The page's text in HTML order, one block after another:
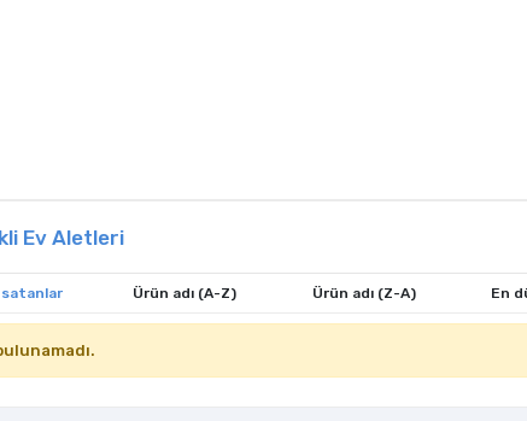
Ev Aletleri
satanlar Ürün adı (A-Z) Ürün adı (Z-A) En